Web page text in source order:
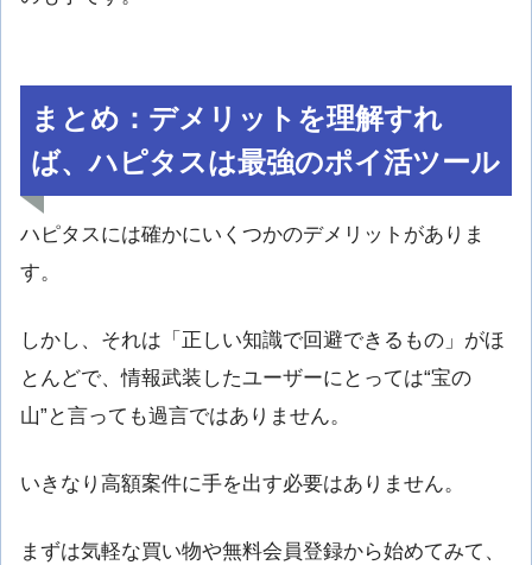
まとめ：デメリットを理解すれ
ば、ハピタスは最強のポイ活ツール
ハピタスには確かにいくつかのデメリットがありま
す。
しかし、それは「正しい知識で回避できるもの」がほ
とんどで、情報武装したユーザーにとっては“宝の
山”と言っても過言ではありません。
いきなり高額案件に手を出す必要はありません。
まずは気軽な買い物や無料会員登録から始めてみて、